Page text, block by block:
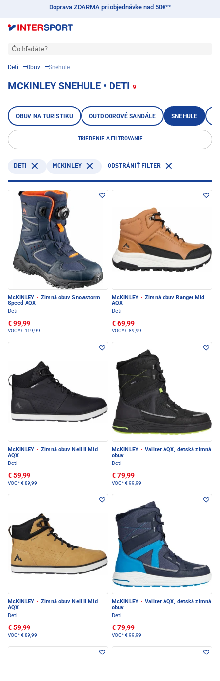
Doprava ZDARMA pri objednávke nad 50€**
Čo hľadáte?
Deti Obuv Snehule
MCKINLEY SNEHULE • DETI 9
OBUV NA TURISTIKU OUTDOOROVÉ SANDÁLE SNEHULE
TRIEDENIE A FILTROVANIE
DETI MCKINLEY ODSTRÁNIŤ FILTER
McKINLEY · Zimná obuv Snowstorm
Speed AQX
Deti
€ 99,99
VOC*€ 119,99
McKINLEY · Zimná obuv Ranger Mid
AQX
Deti
€ 69,99
VOC*€ 89,99
McKINLEY · Zimná obuv Nell II Mid
AQX
Deti
€ 59,99
VOC*€ 89,99
McKINLEY · Vallter AQX, detská zimná
obuv
Deti
€ 79,99
VOC*€ 99,99
McKINLEY · Zimná obuv Nell II Mid
AQX
Deti
€ 59,99
VOC*€ 89,99
McKINLEY · Vallter AQX, detská zimná
obuv
Deti
€ 79,99
VOC*€ 99,99